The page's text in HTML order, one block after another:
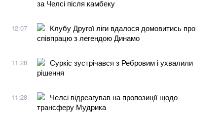
за Челсі після камбеку
12:07
Клубу Другої ліги вдалося домовитись про
співпрацю з легендою Динамо
11:28
Суркіс зустрічався з Ребровим і ухвалили
рішення
11:28
Челсі відреагував на пропозиції щодо
трансферу Мудрика